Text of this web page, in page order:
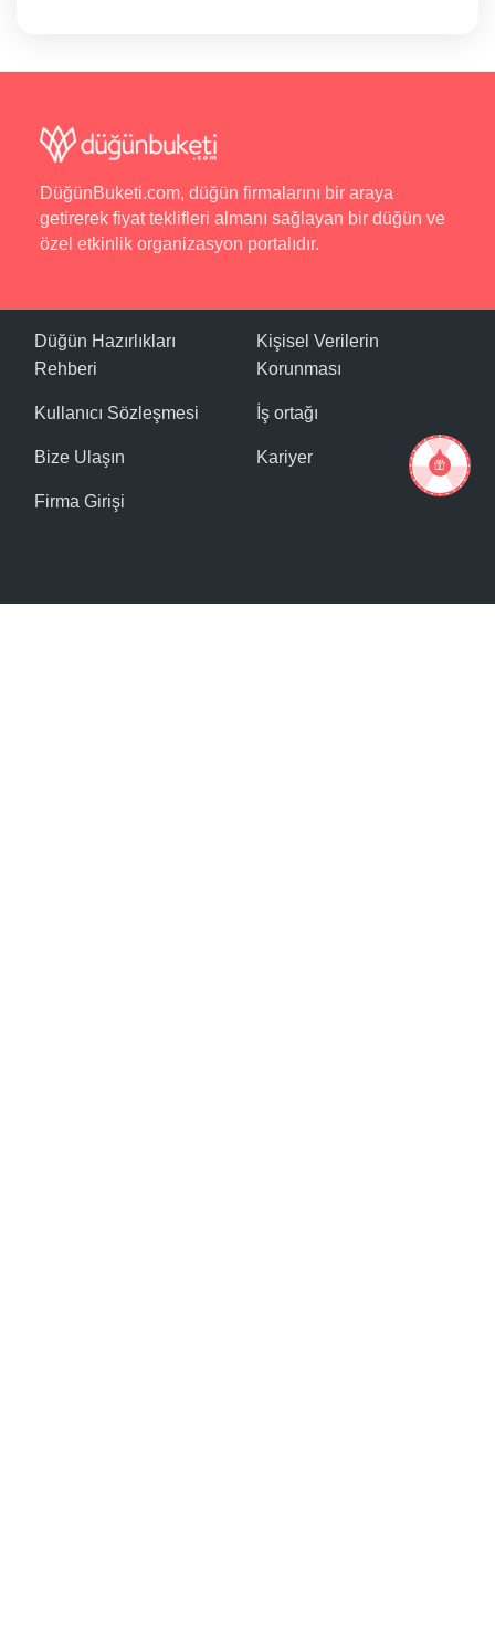
DüğünBuketi.com, düğün firmalarını bir araya
getirerek fiyat teklifleri almanı sağlayan bir düğün ve
özel etkinlik organizasyon portalıdır.
Düğün Hazırlıkları
Rehberi
Kullanıcı Sözleşmesi
Bize Ulaşın
Firma Girişi
Kişisel Verilerin
Korunması
İş ortağı
Kariyer